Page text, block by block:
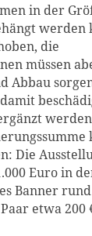
in der
werden
die
müssen
Abbau
Die
Euro in
Banner rund
etwa 200
Zum